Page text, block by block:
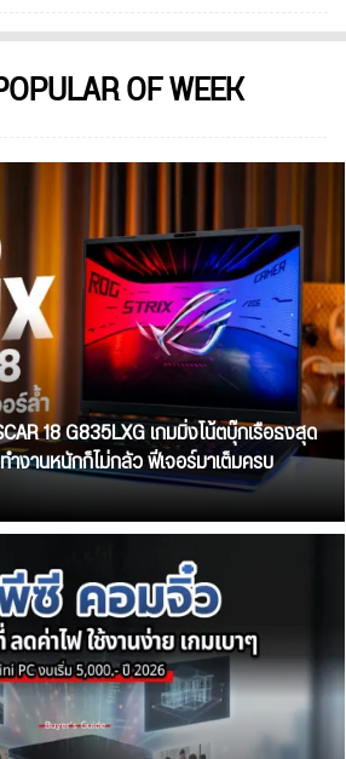
OF WEEK
18 G835LXG เกมมิ่งโน้ตบุ๊กเรือธงสุด
งานหนักก็ไม่กลัว ฟีเจอร์มาเต็มครบ